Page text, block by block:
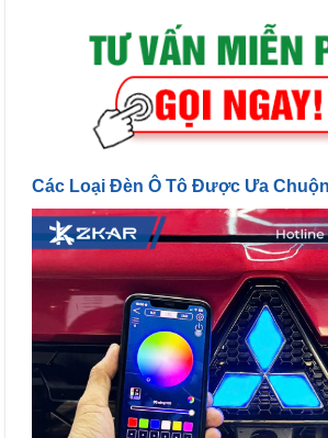
Các Loại Đèn Ô Tô Được Ưa